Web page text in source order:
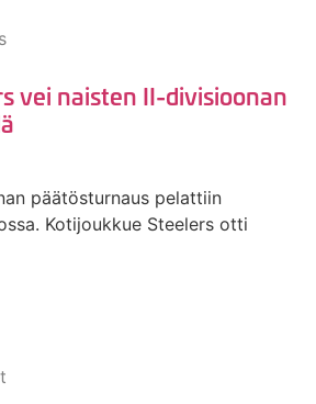
vei naisten II-divisioonan
päätösturnaus pelattiin
Kotijoukkue Steelers otti